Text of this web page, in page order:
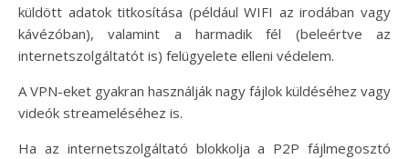
küldött adatok titkosítása (például WIFI az irodában vagy
kávézóban), valamint a harmadik fél (beleértve az
internetszolgáltatót is) felügyelete elleni védelem.
A VPN-eket gyakran használják nagy fájlok küldéséhez vagy
videók streameléséhez is.
Ha az internetszolgáltató blokkolja a P2P fájlmegosztó